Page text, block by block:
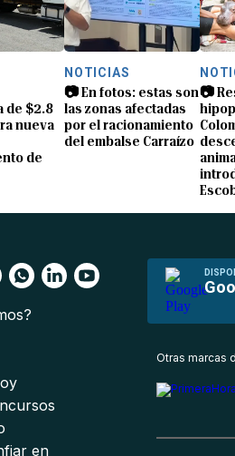
de $2.8
nueva
de
NOTICIAS
📷 En fotos: estas son
las zonas afectadas
por el racionamiento
del embalse Carraízo
📷
en
Otras marcas